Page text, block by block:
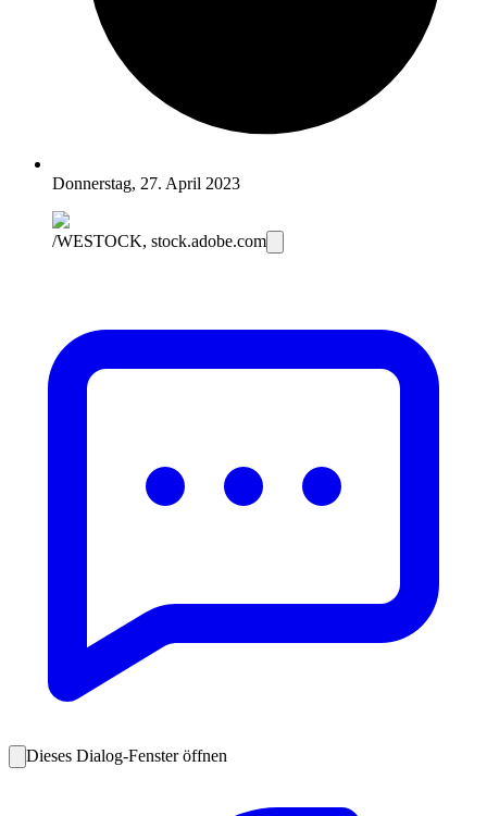
Donnerstag, 27. April 2023
/WESTOCK, stock.adobe.com
Dieses Dialog-Fenster öffnen